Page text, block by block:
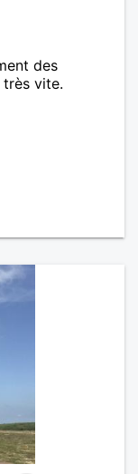
des
très vite.